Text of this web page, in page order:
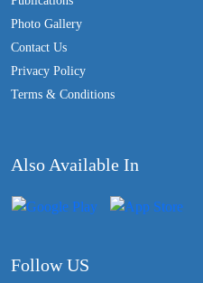
Photo Gallery
Contact Us
Privacy Policy
Terms & Conditions
Also Available In
Follow US